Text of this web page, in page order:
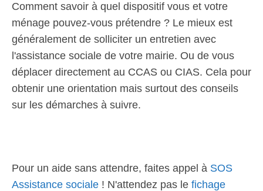
Comment savoir à quel dispositif vous et votre
ménage pouvez-vous prétendre ? Le mieux est
généralement de solliciter un entretien avec
l'assistance sociale de votre mairie. Ou de vous
déplacer directement au CCAS ou CIAS. Cela pour
obtenir une orientation mais surtout des conseils
sur les démarches à suivre.
Pour un aide sans attendre, faites appel à SOS
Assistance sociale ! N'attendez pas le fichage